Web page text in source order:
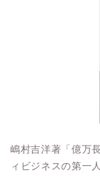
嶋村吉洋著「億万
ィビジネスの第一